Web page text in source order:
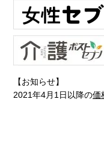
【お知らせ】
2021年4月1日以降の価